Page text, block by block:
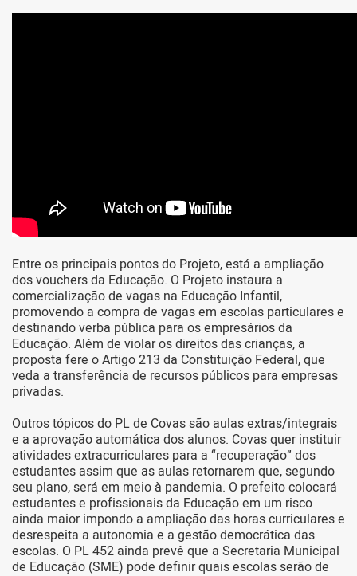
Entre os principais pontos do Projeto, está a ampliação
dos vouchers da Educação. O Projeto instaura a
comercialização de vagas na Educação Infantil,
promovendo a compra de vagas em escolas particulares e
destinando verba pública para os empresários da
Educação. Além de violar os direitos das crianças, a
proposta fere o Artigo 213 da Constituição Federal, que
veda a transferência de recursos públicos para empresas
privadas.
Outros tópicos do PL de Covas são aulas extras/integrais
e a aprovação automática dos alunos. Covas quer instituir
atividades extracurriculares para a “recuperação” dos
estudantes assim que as aulas retornarem que, segundo
seu plano, será em meio à pandemia. O prefeito colocará
estudantes e profissionais da Educação em um risco
ainda maior impondo a ampliação das horas curriculares e
desrespeita a autonomia e a gestão democrática das
escolas. O PL 452 ainda prevê que a Secretaria Municipal
de Educação (SME) pode definir quais escolas serão de